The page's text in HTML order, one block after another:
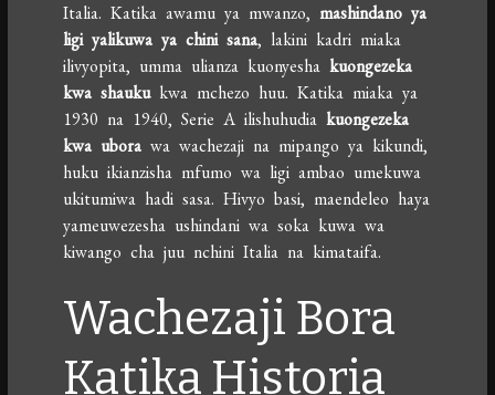
Italia. Katika awamu ya mwanzo,mashindano ya
ligi yalikuwa ya chini sana, lakini kadri miaka
ilivyopita, umma ulianza kuonyeshakuongezeka
kwa shaukukwa mchezo huu. Katika miaka ya
1930 na 1940, Serie A ilishuhudiakuongezeka
kwa ubora wa wachezaji na mipango ya kikundi,
huku ikianzisha mfumo wa ligi ambao umekuwa
ukitumiwa hadi sasa. Hivyo basi, maendeleo haya
yameuwezesha ushindani wa soka kuwa wa
kiwango cha juu nchini Italia na kimataifa.
Wachezaji Bora
Katika Historia